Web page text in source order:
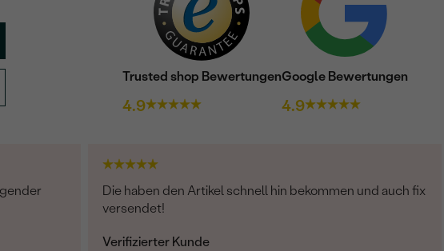
Trusted shop Bewertungen
4.9
Google Bewertungen
4.9
Die haben den Artikel schnell hin bekommen und auch fix
versendet!
Verifizierter Kunde